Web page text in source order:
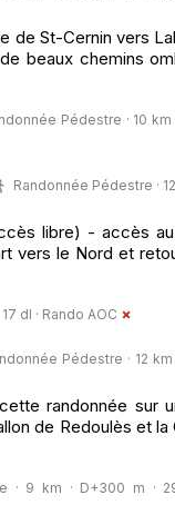
de St-Cernin vers
beaux chemins
Pédestre · 10 km
Randonnée Pédestre ·
libre) - accès
vers le Nord et
dl · Rando AOC
Pédestre · 12 km
randonnée sur
de Redoulès et la
· 9 km · D+300 m ·